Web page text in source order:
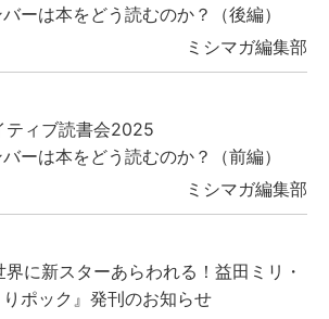
は本をどう読むのか？（後編）
ミシマガ編集部
ィブ読書会2025
は本をどう読むのか？（前編）
ミシマガ編集部
に新スターあらわれる！益田ミリ・
ポック』発刊のお知らせ